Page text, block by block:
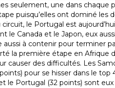
seulement, une dans chaque
puisqu’elles ont dominé les
circuit, le Portugal est
le Canada et le Japon, eux
à contenir pour terminer
la première étape en Afrique
causer des difficultés. Les
pour se hisser dans le
le Portugal (32 points) sont